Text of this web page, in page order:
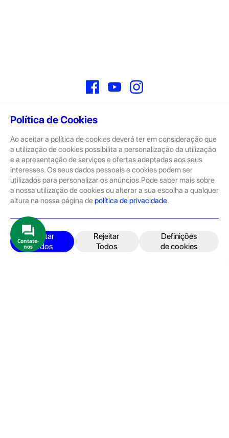
Política de Cookies
Ao aceitar a política de cookies deverá ter em consideração que
a utilização de cookies possibilita a personalização da utilização
e a apresentação de serviços e ofertas adaptadas aos seus
interesses. Os seus dados pessoais e cookies podem ser
utilizados para personalizar os anúncios.Pode saber mais sobre
a nossa utilização de cookies ou alterar a sua escolha a qualquer
altura na nossa página de política de privacidade.
Aceitar
Todos
Rejeitar
Todos
Definições
de cookies
FacebookYouTube
Sobre
A GeekStore é a tua loja de produtos seminovos e novos Apple.
Tratam-se de dispositivos com pouco uso, exposição de loja ou
Novos.
Os seminovos são sempre sujeitos a uma inspeção rigorosa
pelas equipas técnicas que connosco trabalham.
Produtos e Serviços
iPhone
iPad
Contate-
nos